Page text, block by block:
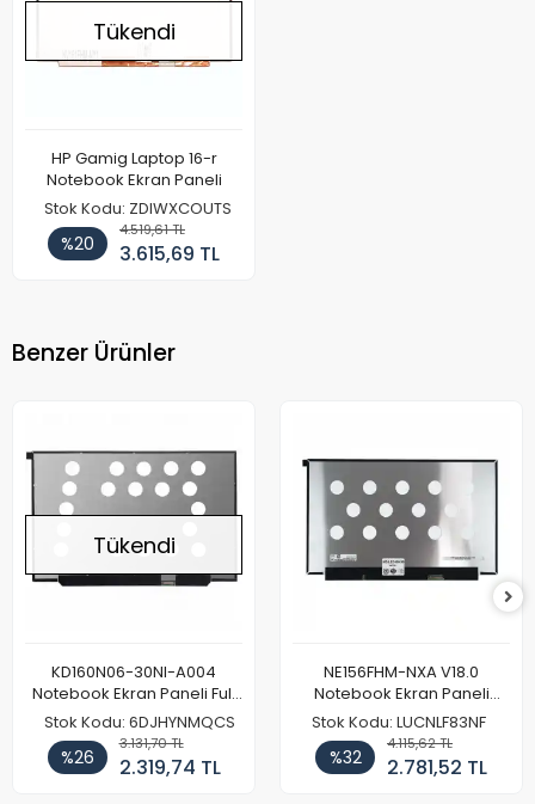
Tükendi
HP Gamig Laptop 16-r
Notebook Ekran Paneli
Stok Kodu: ZDIWXCOUTS
%20
4.519,61 TL
3.615,69 TL
Benzer Ürünler
Tükendi
KD160N06-30NI-A004
Notebook Ekran Paneli Full
HD
Stok Kodu: 6DJHYNMQCS
%26
3.131,70 TL
2.319,74 TL
NE156FHM-NXA V18.0
Notebook Ekran Paneli
144Hz
Stok Kodu: LUCNLF83NF
%32
4.115,62 TL
2.781,52 TL